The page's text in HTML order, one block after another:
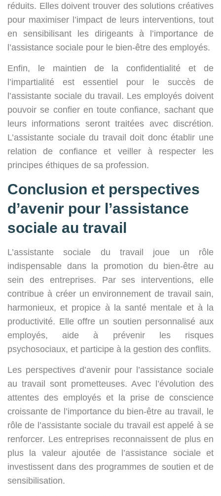
réduits. Elles doivent trouver des solutions créatives
pour maximiser l’impact de leurs interventions, tout
en sensibilisant les dirigeants à l’importance de
l’assistance sociale pour le bien-être des employés.
Enfin, le maintien de la confidentialité et de
l’impartialité est essentiel pour le succès de
l’assistante sociale du travail. Les employés doivent
pouvoir se confier en toute confiance, sachant que
leurs informations seront traitées avec discrétion.
L’assistante sociale du travail doit donc établir une
relation de confiance et veiller à respecter les
principes éthiques de sa profession.
Conclusion et perspectives
d’avenir pour l’assistance
sociale au travail
L’assistante sociale du travail joue un rôle
indispensable dans la promotion du bien-être au
sein des entreprises. Par ses interventions, elle
contribue à créer un environnement de travail sain,
harmonieux, et propice à la santé mentale et à la
productivité. Elle offre un soutien personnalisé aux
employés, aide à prévenir les risques
psychosociaux, et participe à la gestion des conflits.
Les perspectives d’avenir pour l’assistance sociale
au travail sont prometteuses. Avec l’évolution des
attentes des employés et la prise de conscience
croissante de l’importance du bien-être au travail, le
rôle de l’assistante sociale du travail est appelé à se
renforcer. Les entreprises reconnaissent de plus en
plus la valeur ajoutée de l’assistance sociale et
investissent dans des programmes de soutien et de
sensibilisation.